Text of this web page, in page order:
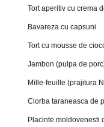
Tort aperitiv cu crema
Bavareza cu capsuni
Tort cu mousse de
Jambon (pulpa de
Mille-feuille (prajitura
Ciorba taraneasca de
Placinte moldovenesti